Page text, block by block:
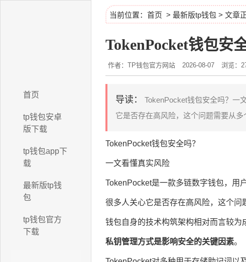
首页
tp钱包安卓
版下载
tp钱包app下
载
最新版tp钱
包
tp钱包官方
下载
当前位置： 首页 > 最新版tp钱包 > 文章
TokenPocket钱包安
作者：TP钱包官方网站 2026-08-07 浏览：
导读：
TokenPocket钱包安全吗？一
它是否存在高风险，这个问题需要从多
TokenPocket钱包安全吗？
一文看懂真实风险
TokenPocket是一款多链数字钱包，用
很多人关心它是否存在高风险，这个问
钱包自身的技术构筑架构相对而言较为
私钥管理方式是影响安全的关键因素。